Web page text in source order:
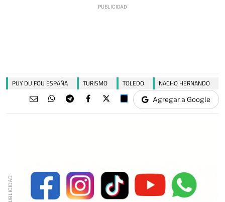
PUY DU FOU ESPAÑA TURISMO TOLEDO NACHO HERNANDO
Agregar a Google